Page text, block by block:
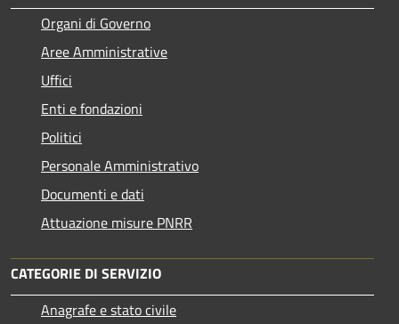
Organi di Governo
Aree Amministrative
Uffici
Enti e fondazioni
Politici
Personale Amministrativo
Documenti e dati
Attuazione misure PNRR
CATEGORIE DI SERVIZIO
Anagrafe e stato civile